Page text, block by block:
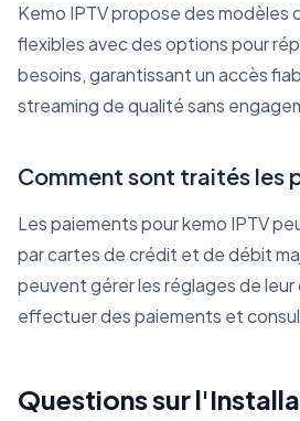
Kemo IPTV propose des modèles
flexibles avec des options pour
besoins, garantissant un accès
streaming de qualité sans
Comment sont traités les
Les paiements pour kemo IPTV
par cartes de crédit et de débit
peuvent gérer les réglages de
effectuer des paiements et
Questions sur